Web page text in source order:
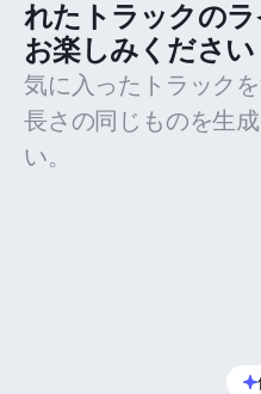
れたトラックの
お楽しみください
気に入ったトラック
長さの同じものを生
い。